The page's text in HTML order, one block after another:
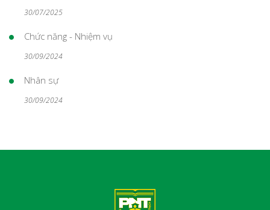
30/07/2025
Chức năng - Nhiệm vụ
30/09/2024
Nhân sự
30/09/2024